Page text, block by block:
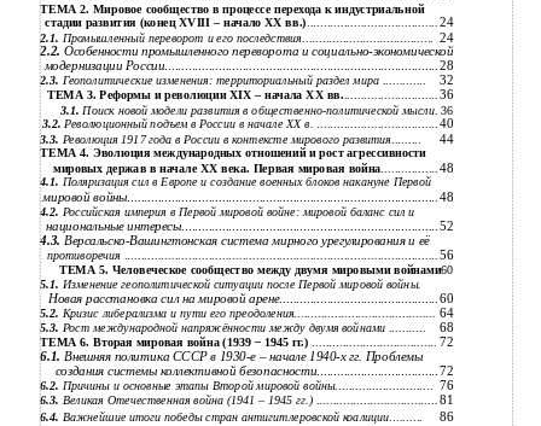
ТЕМА 2. Мировое сообщество в процессе перехода к индустриальной
стадии развития (конец ХVIII – начало ХХ вв.).......................................24
2.1. Промышленный переворот и его последствия....................................... 24
2.2. Особенности промышленного переворота и социально-экономической
модернизации России.................................................................................28
2.3. Геополитические изменения: территориальный раздел мира ............. 32
ТЕМА 3. Реформы и революции XIX – начала XX вв.............................36
3.1. Поиск новой модели развития в общественно-политической мысли. 36
3.2.Революционный подъем в России в начале XX в.....................................40
3.3. Революция 1917 года в России в контексте мирового развития......... 44
ТЕМА 4. Эволюция международных отношений и рост агрессивности
мировых держав в начале XX века. Первая мировая война.................48
4.1. Поляризация сил в Европе и создание военных блоков накануне Первой
мировой войны............................................................................................48
4.2. Российская империя в Первой мировой войне: мировой баланс сил и
национальные интересы............................................................................52
4.3. Версальско-Вашингтонская система мирного урегулирования и её
противоречия .............................................................................................56
ТЕМА 5. Человеческое сообщество между двумя мировыми войнами60
5.1. Изменение геополитической ситуации после Первой мировой войны.
Новая расстановка сил на мировой арене...............................................60
5.2. Кризис либерализма и пути его преодоления.......................................... 64
5.3. Рост международной напряжённости между двумя войнами ........... 68
ТЕМА 6. Вторая мировая война (1939– 1945 гг.)..................................... 72
6.1. Внешняя политика СССР в 1930-е – начале 1940-х гг. Проблемы
создания системы коллективной безопасности
72
6.2. Причины и основные этапы Второй мировой войны............................. 76
6.3. Великая Отечественная война (1941 – 1945 гг.) ....................................81
6.4. Важнейшие итоги победы стран антигитлеровской коалиции.......... 86